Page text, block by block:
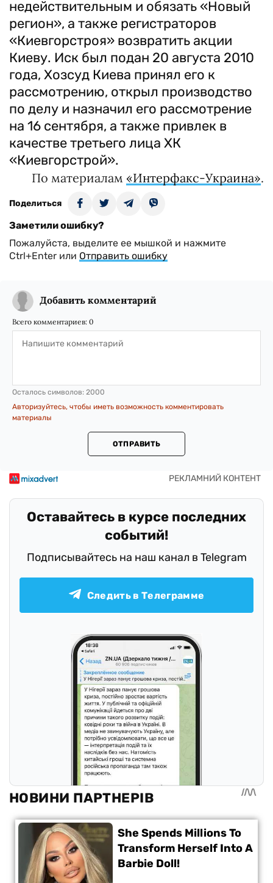
недействительным и обязать «Новый
регион», а также регистраторов
«Киевгорстроя» возвратить акции
Киеву. Иск был подан 20 августа 2010
года, Хозсуд Киева принял его к
рассмотрению, открыл производство
по делу и назначил его рассмотрение
на 16 сентября, а также привлек в
качестве третьего лица ХК
«Киевгорстрой».
По материалам «Интерфакс-Украина».
Поделиться
Заметили ошибку?
Пожалуйста, выделите ее мышкой и нажмите
Ctrl+Enter или Отправить ошибку
Добавить комментарий
Всего комментариев: 0
Осталось символов: 2000
Авторизуйтесь, чтобы иметь возможность комментировать
материалы
ОТПРАВИТЬ
Оставайтесь в курсе последних
событий!
Подписывайтесь на наш канал в Telegram
Следить в Телеграмме